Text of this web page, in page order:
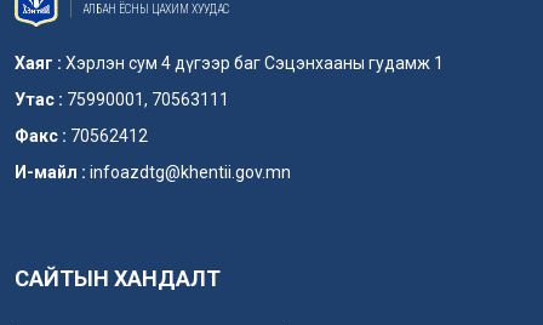
АЛБАН ЁСНЫ ЦАХИМ ХУУДАС
Хаяг : Хэрлэн сум 4 дүгээр баг Сэцэнхааны гудамж 1
Утас : 75990001, 70563111
Факс : 70562412
И-майл : infoazdtg@khentii.gov.mn
САЙТЫН ХАНДАЛТ